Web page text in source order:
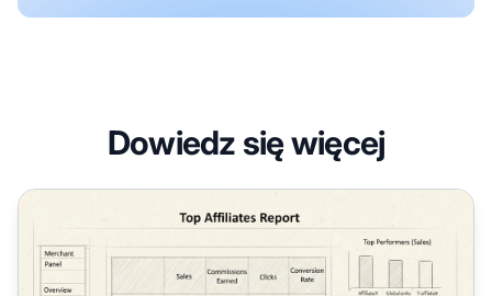
Dowiedz się więcej
Gdzie znajdę raport Najlepsi Partnerzy w Post Affiliate